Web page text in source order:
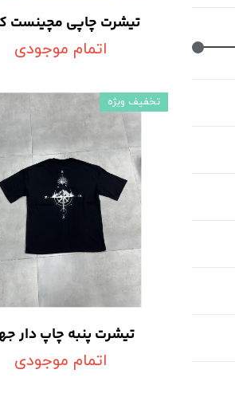
تیشرت چاپی مچینست
اتمام موجودی
تیشرت پنبه چاپ دار
اتمام موجودی
تخفیف ویژه